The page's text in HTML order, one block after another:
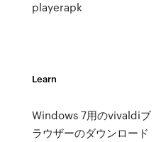
playerapk
Learn
Windows 7用のvivaldiブ
ラウザーのダウンロード